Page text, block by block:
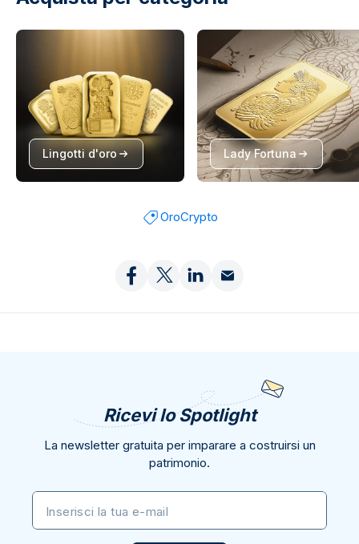
Lingotti d'oro Lady Fortuna
OroCrypto
Ricevi lo Spotlight
La newsletter gratuita per imparare a costruirsi un
patrimonio.
Inserisci la tua e-mail